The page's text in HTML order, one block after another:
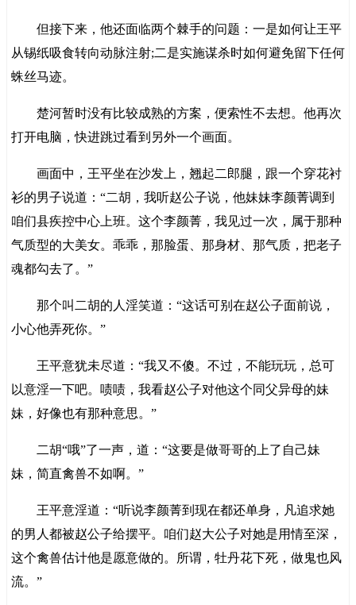
但接下来，他还面临两个棘手的问题：一是如何让王平
从锡纸吸食转向动脉注射;二是实施谋杀时如何避免留下任何
蛛丝马迹。
楚河暂时没有比较成熟的方案，便索性不去想。他再次
打开电脑，快进跳过看到另外一个画面。
画面中，王平坐在沙发上，翘起二郎腿，跟一个穿花衬
衫的男子说道：“二胡，我听赵公子说，他妹妹李颜菁调到
咱们县疾控中心上班。这个李颜菁，我见过一次，属于那种
气质型的大美女。乖乖，那脸蛋、那身材、那气质，把老子
魂都勾去了。”
那个叫二胡的人淫笑道：“这话可别在赵公子面前说，
小心他弄死你。”
王平意犹未尽道：“我又不傻。不过，不能玩玩，总可
以意淫一下吧。啧啧，我看赵公子对他这个同父异母的妹
妹，好像也有那种意思。”
二胡“哦”了一声，道：“这要是做哥哥的上了自己妹
妹，简直禽兽不如啊。”
王平意淫道：“听说李颜菁到现在都还单身，凡追求她
的男人都被赵公子给摆平。咱们赵大公子对她是用情至深，
这个禽兽估计他是愿意做的。所谓，牡丹花下死，做鬼也风
流。”